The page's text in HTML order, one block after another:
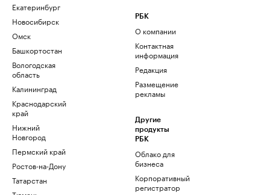
Екатеринбург
Новосибирск
Омск
Башкортостан
Вологодская
область
Калининград
Краснодарский
край
Нижний
Новгород
Пермский край
Ростов-на-Дону
Татарстан
РБК
О компании
Контактная
информация
Редакция
Размещение
рекламы
Другие
продукты
РБК
Облако для
бизнеса
Корпоративный
регистратор